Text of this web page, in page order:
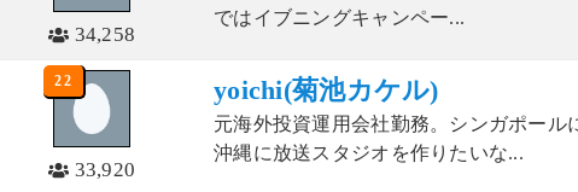
34,258
ではイブニングキャンペー...
22
33,920
yoichi(菊池カケル)
元海外投資運用会社勤務。シンガポー
沖縄に放送スタジオを作りたいな...